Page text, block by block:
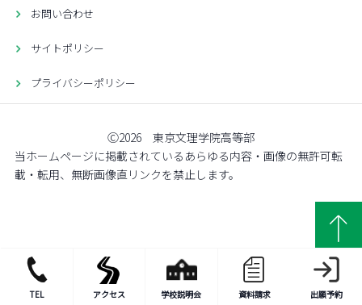
TEL アクセス 学校説明会 資料請求 出願予約
お問い合わせ
サイトポリシー
プライバシーポリシー
Ⓒ2026 東京文理学院高等部
当ホームページに掲載されているあらゆる内容・画像の無許可転
載・転用、無断画像直リンクを禁止します。